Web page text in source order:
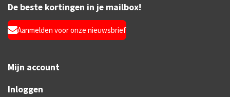
De beste kortingen in je mailbox!
Aanmelden voor onze nieuwsbrief
Mijn account
Inloggen